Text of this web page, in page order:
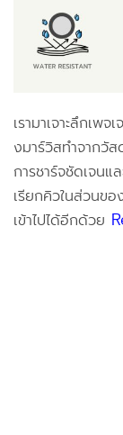
เรามาเจาะลึกเพ
งมาร์วิสทำจากวั
การชาร์จชัดเจนแ
เรียกคิวในส่วนขอ
เข้าไปได้อีกด้วย